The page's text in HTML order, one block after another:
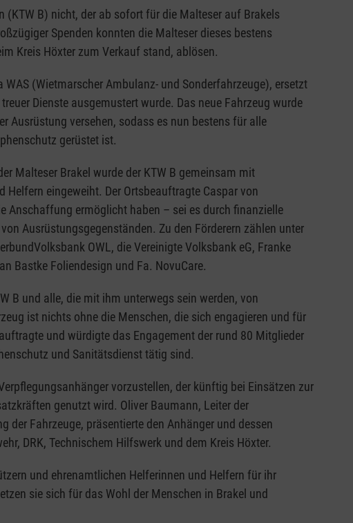
B) nicht, der ab sofort für die Malteser auf Brakels
Spenden konnten die Malteser dieses bestens
Kreis Höxter zum Verkauf stand, ablösen.
(Wietmarscher Ambulanz- und Sonderfahrzeuge), ersetzt
Dienste ausgemustert wurde. Das neue Fahrzeug wurde
versehen, sodass es nun bestens für alle
gerüstet ist.
Malteser Brakel wurde der KTW B gemeinsam mit
Helfern eingeweiht. Der Ortsbeauftragte Caspar von
Anschaffung ermöglicht haben – sei es durch finanzielle
Ausrüstungsgegenständen. Zu den Förderern zählen unter
OWL, die Vereinigte Volksbank eG, Franke
Bastke Foliendesign und Fa. NovuCare.
B und alle, die mit ihm unterwegs sein werden, von
ist nichts ohne die Menschen, die sich engagieren und für
und würdigte das Engagement der rund 80 Mitglieder
und Sanitätsdienst tätig sind.
vorzustellen, der künftig bei Einsätzen zur
genutzt wird. Oliver Baumann, Leiter der
der Fahrzeuge, präsentierte den Anhänger und dessen
DRK, Technischem Hilfswerk und dem Kreis Höxter.
und ehrenamtlichen Helferinnen und Helfern für ihr
sie sich für das Wohl der Menschen in Brakel und